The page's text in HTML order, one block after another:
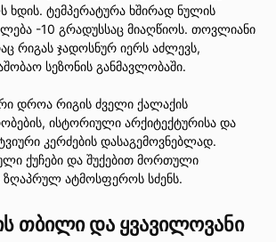
ხდის. ტემპერატურა ხშირად ნულის
-10 გრადუსსაც მიაღწიოს. თოვლიანი
რიგას ჯადოსნურ იერს აძლევს,
სეზონის განმავლობაში.
დროა რიგის ძველი ქალაქის
ისტორიული არქიტექტურისა და
კერძების დასაგემოვნებლად.
ქუჩები და შუქებით მორთული
ზღაპრულ ატმოსფეროს სძენს.
თბილი და ყვავილოვანი